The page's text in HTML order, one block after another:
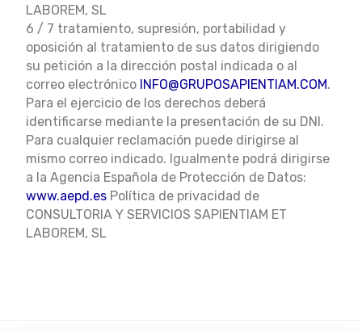
LABOREM, SL
6 / 7 tratamiento, supresión, portabilidad y
oposición al tratamiento de sus datos dirigiendo
su petición a la dirección postal indicada o al
correo electrónico INFO@GRUPOSAPIENTIAM.COM.
Para el ejercicio de los derechos deberá
identificarse mediante la presentación de su DNI.
Para cualquier reclamación puede dirigirse al
mismo correo indicado. Igualmente podrá dirigirse
a la Agencia Española de Protección de Datos:
www.aepd.es Política de privacidad de
CONSULTORIA Y SERVICIOS SAPIENTIAM ET
LABOREM, SL